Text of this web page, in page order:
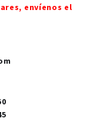
envíenos el